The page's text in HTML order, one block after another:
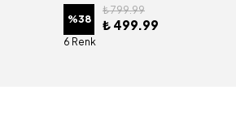
%38
₺ 799.99
₺ 499.99
6 Renk